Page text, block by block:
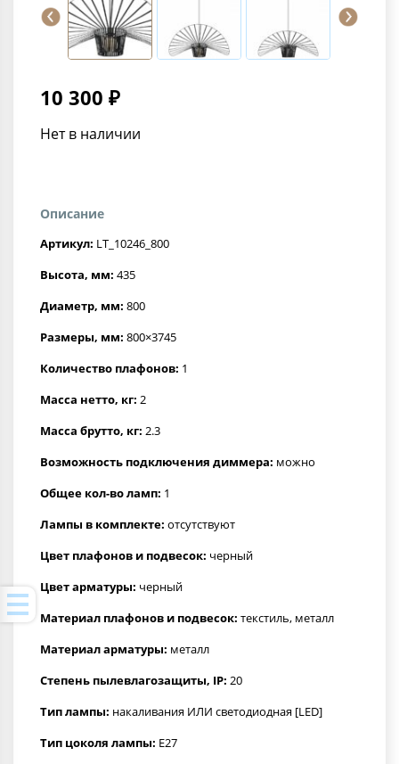
10 300 ₽
Нет в наличии
Описание
Артикул: LT_10246_800
Высота, мм: 435
Диаметр, мм: 800
Размеры, мм: 800×3745
Количество плафонов: 1
Масса нетто, кг: 2
Масса брутто, кг: 2.3
Возможность подключения диммера: можно
Общее кол-во ламп: 1
Лампы в комплекте: отсутствуют
Цвет плафонов и подвесок: черный
Цвет арматуры: черный
Материал плафонов и подвесок: текстиль, металл
Материал арматуры: металл
Степень пылевлагозащиты, IP: 20
Тип лампы: накаливания ИЛИ светодиодная [LED]
Тип цоколя лампы: E27